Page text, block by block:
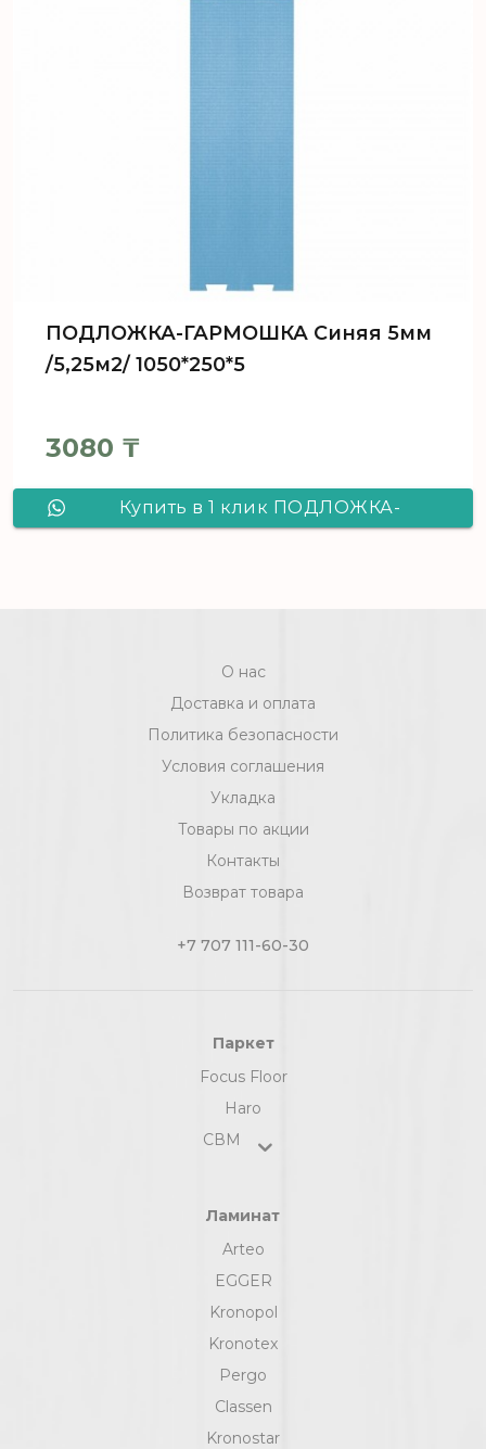
ПОДЛОЖКА-ГАРМОШКА Синяя 5мм
/5,25м2/ 1050*250*5
3080 ₸
Купить в 1 клик ПОДЛОЖКА-
О нас
Доставка и оплата
Политика безопасности
Условия соглашения
Укладка
Товары по акции
Контакты
Возврат товара
+7 707 111-60-30
Паркет
Focus Floor
Haro
СВМ
Ламинат
Arteo
EGGER
Kronopol
Kronotex
Pergo
Classen
Kronostar